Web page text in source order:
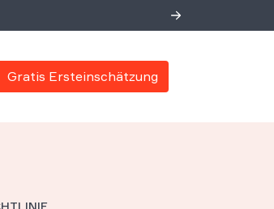
Gratis Ersteinschätzung